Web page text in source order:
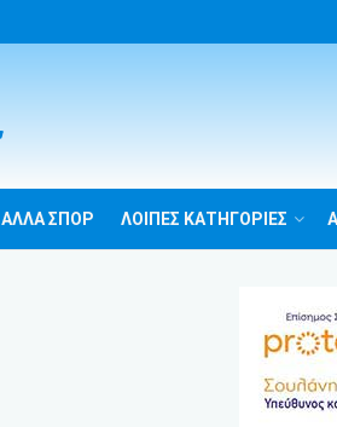
ΑΛΛΑ ΣΠΟΡ ΛΟΙΠΕΣ ΚΑΤΗΓΟΡΙΕΣ